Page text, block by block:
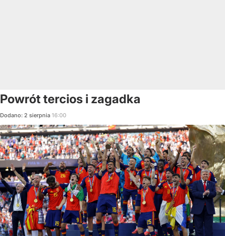
Powrót tercios i zagadka
Dodano: 2 sierpnia 16:00